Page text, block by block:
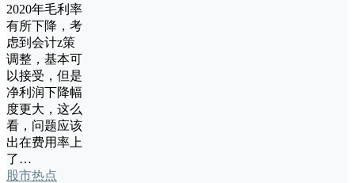
2020年毛利率
有所下降，考
虑到会计z策
调整，基本可
以接受，但是
净利润下降幅
度更大，这么
看，问题应该
出在费用率上
了…
股市热点